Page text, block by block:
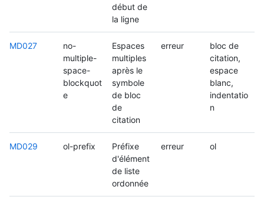
début de
la ligne
MD027
no-
multiple-
space-
blockquot
e
Espaces
multiples
après le
symbole
de bloc
de
citation
erreur
bloc de
citation,
espace
blanc,
indentatio
n
MD029 ol-prefix
Préfixe
d'élément
de liste
ordonnée
erreur ol